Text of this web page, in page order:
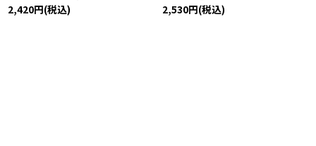
2,420円(税込)
2,530円(税込)